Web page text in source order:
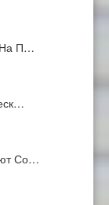
На П…
Со…